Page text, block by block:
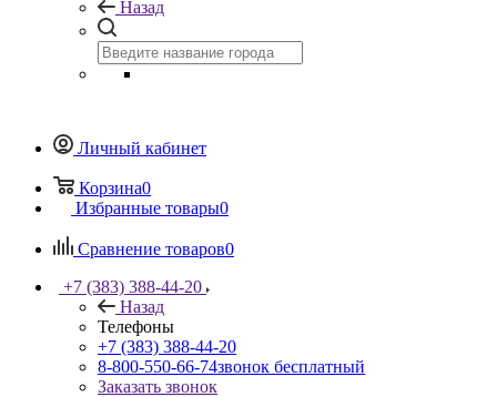
Назад
Личный кабинет
Корзина0
Избранные товары0
Сравнение товаров0
+7 (383) 388-44-20
Назад
Телефоны
+7 (383) 388-44-20
8-800-550-66-74звонок бесплатный
Заказать звонок